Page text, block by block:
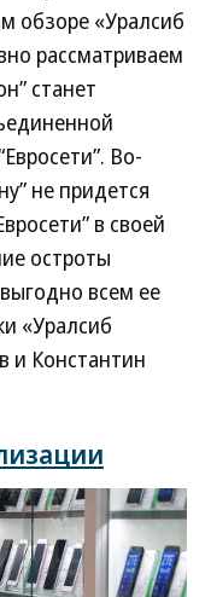
обзоре «Уралсиб
рассматриваем
станет
Во-
не придется
в своей
остроты
всем ее
«Уралсиб
и Константин